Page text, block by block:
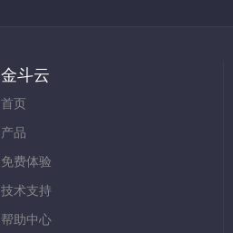
金斗云
首页
产品
免费体验
技术支持
帮助中心